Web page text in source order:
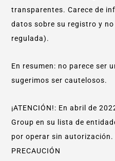
transparentes. Carece de
datos sobre su registro y
regulada).
En resumen: no parece ser
sugerimos ser cautelosos.
¡ATENCIÓN!: En abril de
Group en su lista de
por operar sin autorización.
PRECAUCIÓN